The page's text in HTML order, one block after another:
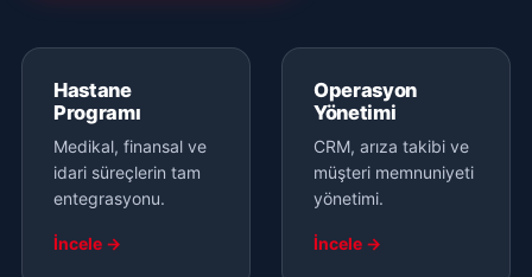
Hastane
Programı
Medikal, finansal ve
idari süreçlerin tam
entegrasyonu.
İncele →
Operasyon
Yönetimi
CRM, arıza takibi ve
müşteri memnuniyeti
yönetimi.
İncele →